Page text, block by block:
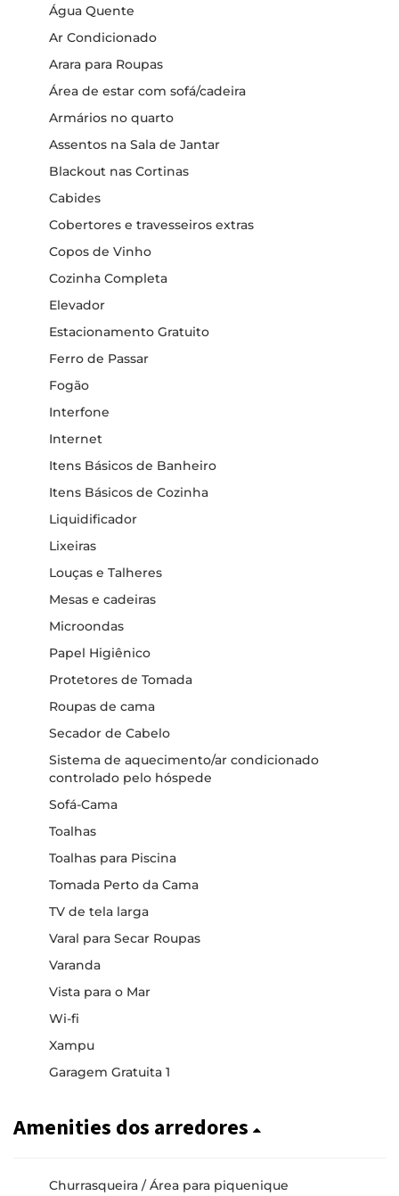
Água Quente
Ar Condicionado
Arara para Roupas
Área de estar com sofá/cadeira
Armários no quarto
Assentos na Sala de Jantar
Blackout nas Cortinas
Cabides
Cobertores e travesseiros extras
Copos de Vinho
Cozinha Completa
Elevador
Estacionamento Gratuito
Ferro de Passar
Fogão
Interfone
Internet
Itens Básicos de Banheiro
Itens Básicos de Cozinha
Liquidificador
Lixeiras
Louças e Talheres
Mesas e cadeiras
Microondas
Papel Higiênico
Protetores de Tomada
Roupas de cama
Secador de Cabelo
Sistema de aquecimento/ar condicionado
controlado pelo hóspede
Sofá-Cama
Toalhas
Toalhas para Piscina
Tomada Perto da Cama
TV de tela larga
Varal para Secar Roupas
Varanda
Vista para o Mar
Wi-fi
Xampu
Garagem Gratuita 1
Amenities dos arredores
Churrasqueira / Área para piquenique